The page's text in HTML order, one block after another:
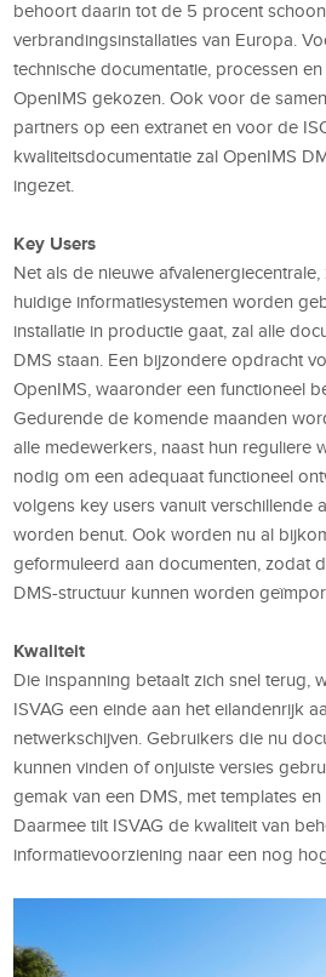
behoort daarin tot de 5 procent
verbrandingsinstallaties van Europa.
technische documentatie, processen
OpenIMS gekozen. Ook voor de
partners op een extranet en voor de
kwaliteitsdocumentatie zal OpenIMS
ingezet.
Key Users
Net als de nieuwe
huidige informatiesystemen worden
installatie in productie gaat, zal alle
DMS staan. Een bijzondere opdracht
OpenIMS, waaronder een functioneel
Gedurende de komende maanden
alle medewerkers, naast hun reguliere
nodig om een adequaat functioneel
volgens key users vanuit verschillende
worden benut. Ook worden nu al
geformuleerd aan documenten, zodat
DMS-structuur kunnen worden
Kwaliteit
Die inspanning betaalt zich snel terug,
ISVAG een einde aan het eilandenrijk
netwerkschijven. Gebruikers die nu
kunnen vinden of onjuiste versies
gemak van een DMS, met templates
Daarmee tilt ISVAG de kwaliteit van
informatievoorziening naar een nog